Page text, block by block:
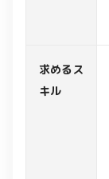
求めるス
キル